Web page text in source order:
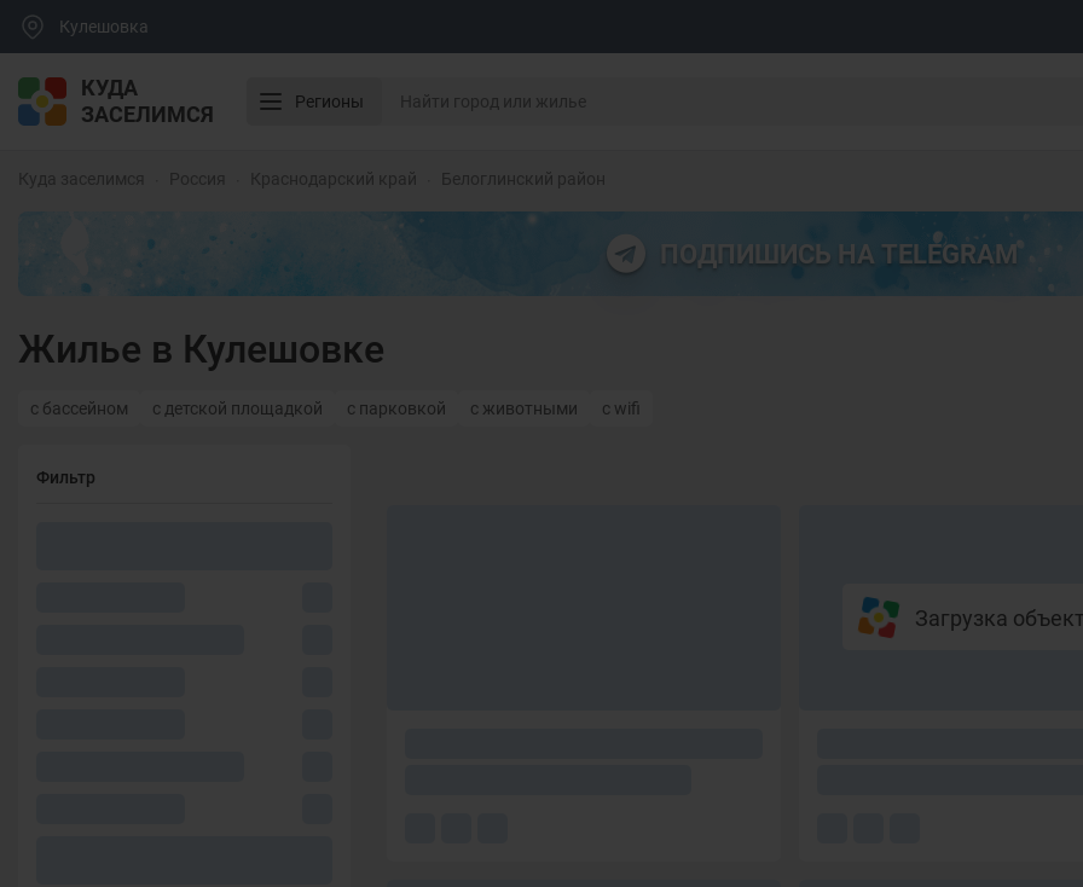
Кулешовка
КУДА
ЗАСЕЛИМСЯ
Регионы
Куда заселимся Россия Краснодарский край Белоглинский район
ПОДПИШИСЬ НА TELEGRAM
Жилье в Кулешовке
с бассейном с детской площадкой с парковкой с животными с wifi
Фильтр
Загрузка